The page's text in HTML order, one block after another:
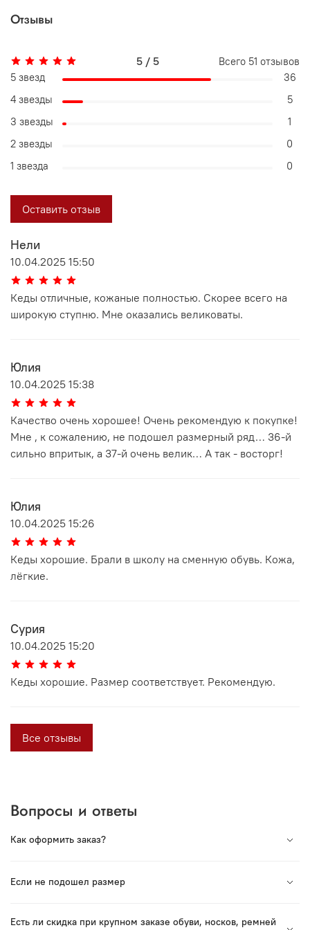
Отзывы
Нели
10.04.2025 15:50
Кеды отличные, кожаные полностью. Скорее всего на
широкую ступню. Мне оказались великоваты.
Юлия
10.04.2025 15:38
Качество очень хорошее! Очень рекомендую к покупке!
Мне , к сожалению, не подошел размерный ряд… 36-й
сильно впритык, а 37-й очень велик… А так - восторг!
Юлия
10.04.2025 15:26
Кеды хорошие. Брали в школу на сменную обувь. Кожа,
лёгкие.
Сурия
10.04.2025 15:20
Кеды хорошие. Размер соответствует. Рекомендую.
Все отзывы
5 / 5 Всего 51 отзывов
5 звезд
36
4 звезды
5
3 звезды
1
2 звезды
0
1 звезда
0
Оставить отзыв
Вопросы и ответы
Как оформить заказ?
произведена в России. Мы сотрудничаем с лучшими
продукцией.
Если не подошел размер
Есть ли скидка при крупном заказе обуви, носков, ремней